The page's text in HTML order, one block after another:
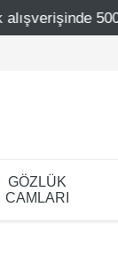
TL indirim
GÖZLÜK
CAMLARI